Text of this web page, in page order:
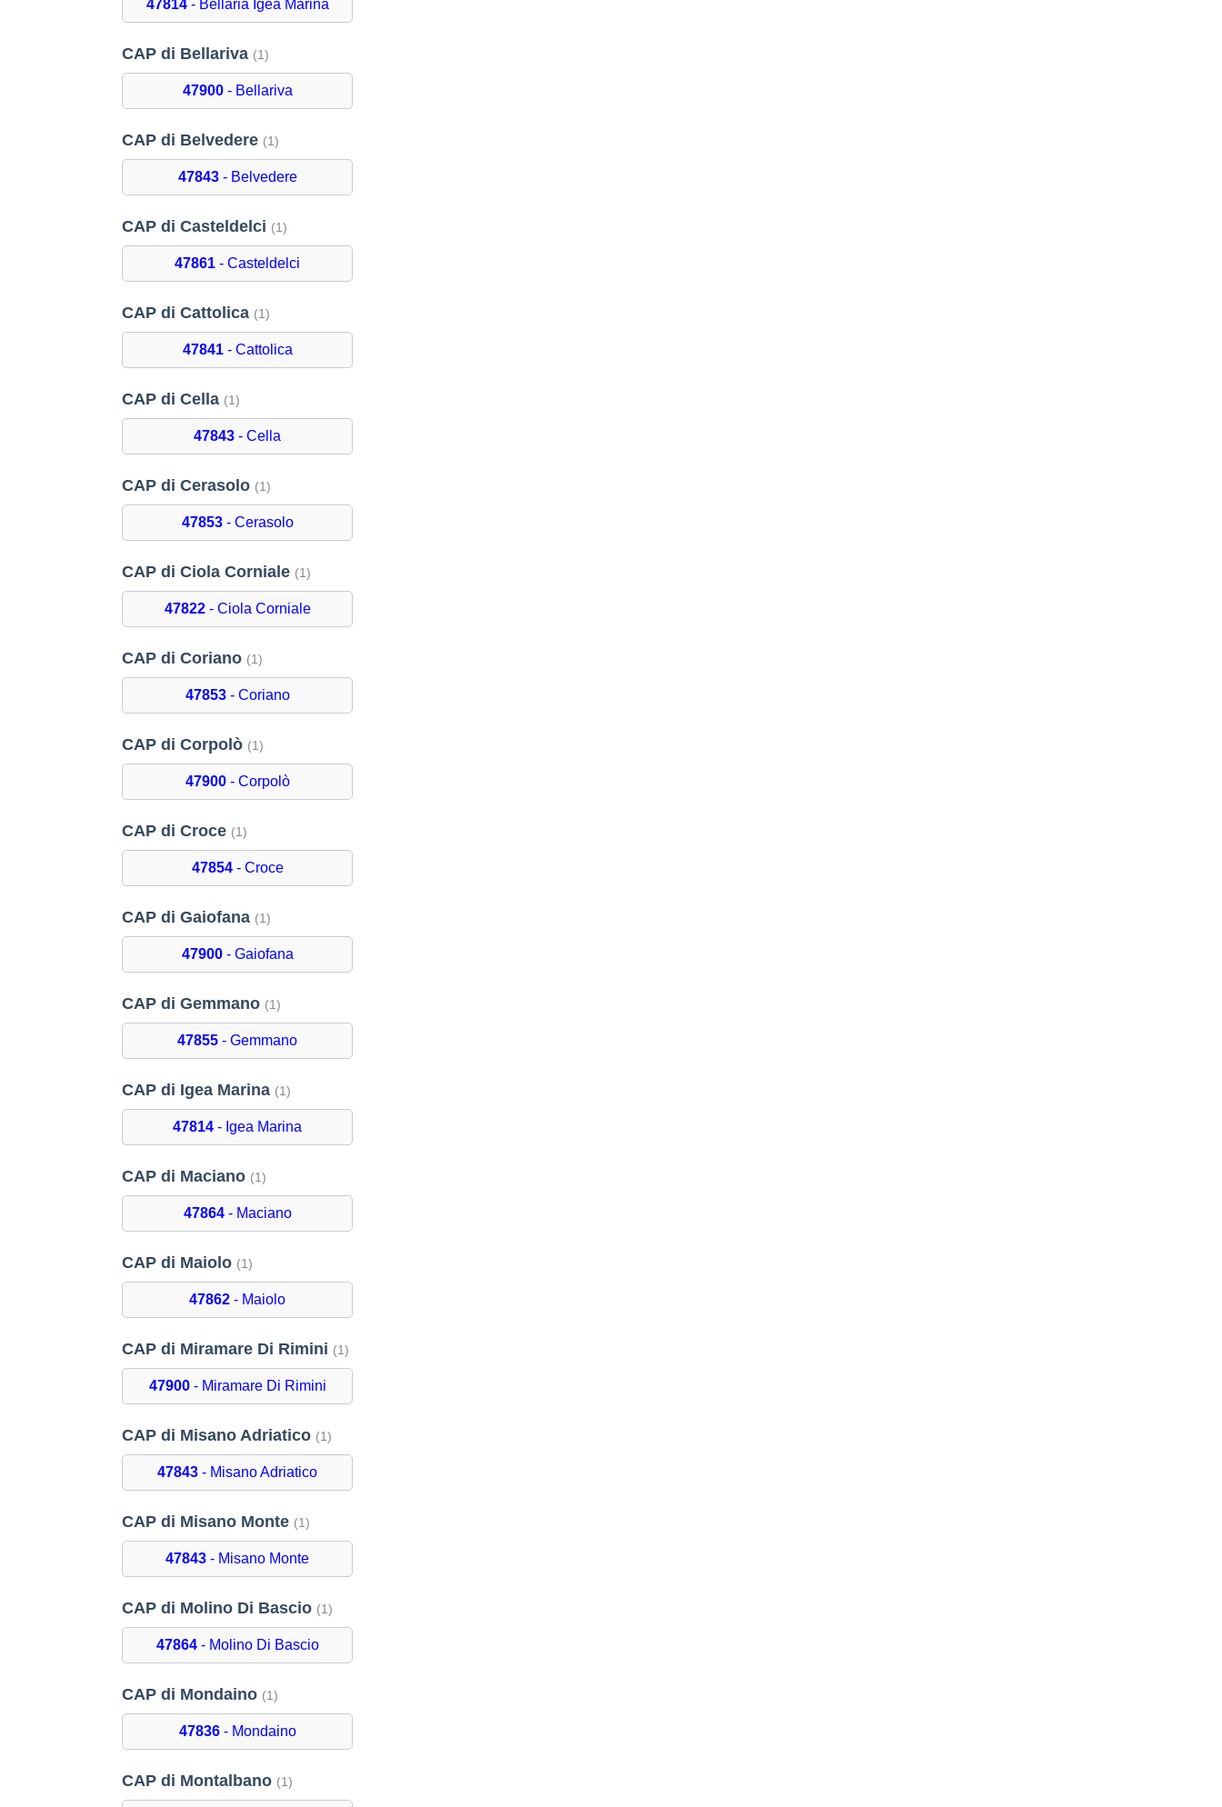
47814- Bellaria Igea Marina
CAP di Bellariva (1)
47900- Bellariva
CAP di Belvedere (1)
47843- Belvedere
CAP di Casteldelci (1)
47861 - Casteldelci
CAP di Cattolica (1)
47841- Cattolica
CAP di Cella (1)
47843 - Cella
CAP di Cerasolo (1)
47853- Cerasolo
CAP di Ciola Corniale (1)
47822- Ciola Corniale
CAP di Coriano (1)
47853- Coriano
CAP di Corpolò (1)
47900- Corpolò
CAP di Croce (1)
47854- Croce
CAP di Gaiofana (1)
47900- Gaiofana
CAP di Gemmano (1)
47855 - Gemmano
CAP di Igea Marina (1)
47814 - Igea Marina
CAP di Maciano (1)
47864- Maciano
CAP di Maiolo (1)
47862 - Maiolo
CAP di Miramare Di Rimini (1)
47900- Miramare Di Rimini
CAP di Misano Adriatico (1)
47843 - Misano Adriatico
CAP di Misano Monte (1)
47843 - Misano Monte
CAP di Molino Di Bascio (1)
47864- Molino Di Bascio
CAP di Mondaino (1)
47836- Mondaino
CAP di Montalbano (1)